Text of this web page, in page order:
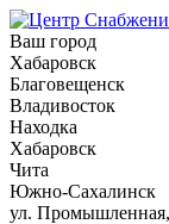
Ваш город
Хабаровск
Благовещенск
Владивосток
Находка
Хабаровск
Чита
Южно-Сахалинск
ул.